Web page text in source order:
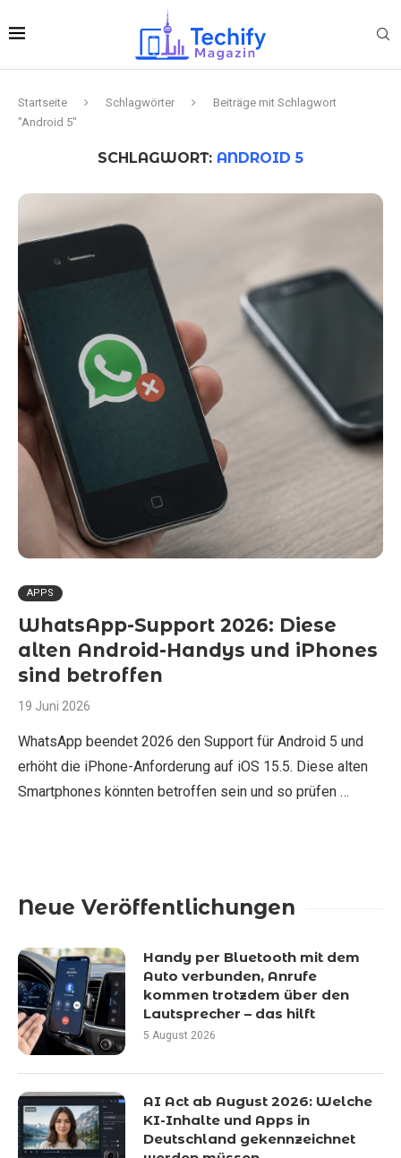
Startseite Schlagwörter
Beiträge mit Schlagwort
"Android 5"
SCHLAGWORT: ANDROID 5
APPS
WhatsApp-Support 2026: Diese
alten Android-Handys und iPhones
sind betroffen
19 Juni 2026
WhatsApp beendet 2026 den Support für Android 5 und
erhöht die iPhone-Anforderung auf iOS 15.5. Diese alten
Smartphones könnten betroffen sein und so prüfen …
Neue Veröffentlichungen
Handy per Bluetooth mit dem
Auto verbunden, Anrufe
kommen trotzdem über den
Lautsprecher – das hilft
5 August 2026
AI Act ab August 2026: Welche
KI-Inhalte und Apps in
Deutschland gekennzeichnet